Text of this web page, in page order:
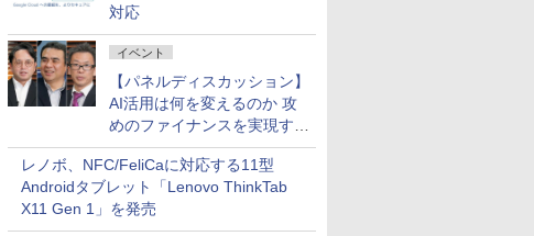
対応
イベント
【パネルディスカッション】
AI活用は何を変えるのか 攻
めのファイナンスを実現する
業務設計とマインドセット変
革
レノボ、NFC/FeliCaに対応する11型
Androidタブレット「Lenovo ThinkTab
X11 Gen 1」を発売